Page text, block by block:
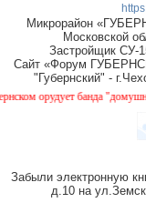
Микрорайон
Московской
Застройщик СУ-
Сайт «Форум
"Губернский" -
орудует банда
Забыли электронную
д.10 на